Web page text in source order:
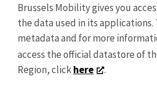
Brussels Mobility gives you
the data used in its applications.
metadata and for more
access the official datastore of
Region, clickhere .